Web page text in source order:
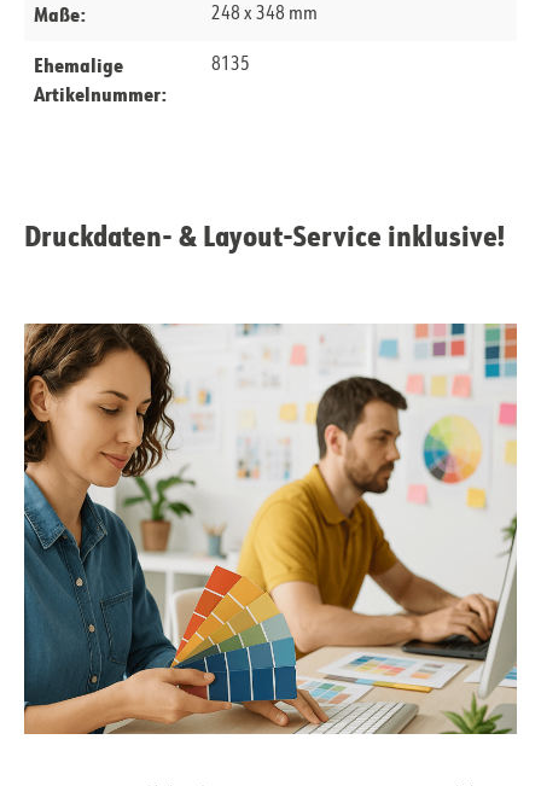
Maße: 248 x 348 mm
Ehemalige
Artikelnummer:
8135
Druckdaten- & Layout-Service inklusive!